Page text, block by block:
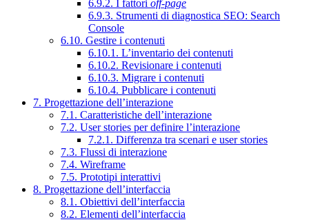
6.9.2. I fattori off-page
6.9.3. Strumenti di diagnostica SEO: Search
Console
6.10. Gestire i contenuti
6.10.1. L’inventario dei contenuti
6.10.2. Revisionare i contenuti
6.10.3. Migrare i contenuti
6.10.4. Pubblicare i contenuti
7. Progettazione dell’interazione
7.1. Caratteristiche dell’interazione
7.2. User stories per definire l’interazione
7.2.1. Differenza tra scenari e user stories
7.3. Flussi di interazione
7.4. Wireframe
7.5. Prototipi interattivi
8. Progettazione dell’interfaccia
8.1. Obiettivi dell’interfaccia
8.2. Elementi dell’interfaccia